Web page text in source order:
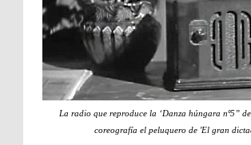
La radio que reproduce la ‘Danza húngara nº5”de
coreografía el peluquero de 'El gran